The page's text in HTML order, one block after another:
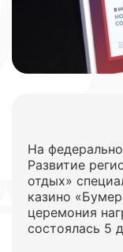
На
Развитие
отдых»
казино
церемония
состоялась 5